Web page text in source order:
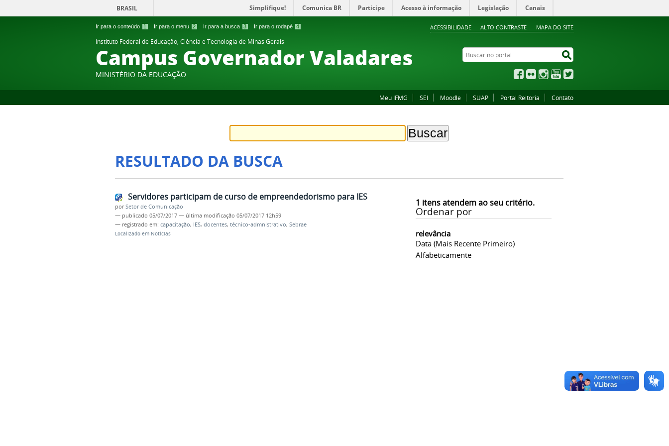
Ir para o conteúdo 1 Ir para o menu 2 Ir para a busca 3 Ir para o rodapé 4 ACESSIBILIDADE ALTO CONTRASTE MAPA DO SITE
BRASIL Simplifique! Comunica BR Participe Acesso à informação Legislação Canais
Instituto Federal de Educação, Ciência e Tecnologia de Minas Gerais
Campus Governador Valadares
MINISTÉRIO DA EDUCAÇÃO
Buscar no portal
Facebook
Flickr InstagramYouTube
Meu IFMG SEI Moodle SUAP Portal Reitoria Contato
RESULTADO DA BUSCA
1 itens atendem ao seu critério.
Ordenar por
relevância
Data (mais Recente Primeiro)
Alfabeticamente
Servidores participam de curso de empreendedorismo para IES
porSetor de Comunicação
— publicado 05/07/2017 — última modificação 05/07/2017 12h59
— registrado em: capacitação, IES, docentes, técnico-admnistrativo, Sebrae
Localizado em Notícias